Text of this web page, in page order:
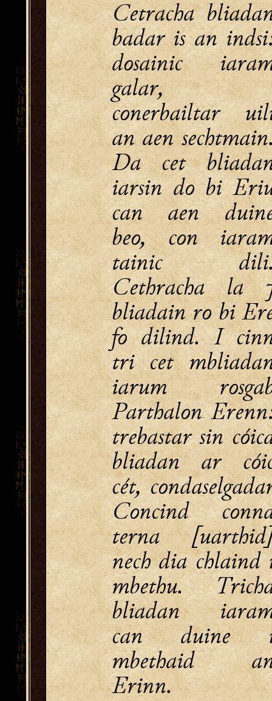
Cetracha
badar is an
dosainic
galar,
conerbailtar
an aen
Da cet
iarsin do bi
can aen
beo, con
tainic
Cethracha la
bliadain ro bi
fo dilind. I
tri cet
iarum
Parthalon
trebastar sin
bliadan ar
cét,
Concind
terna
nech dia chlaind
mbethu.
bliadan
can duine
mbethaid
Erinn.